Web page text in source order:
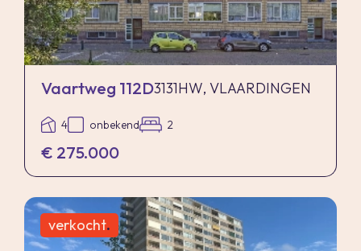
Vaartweg 112D3131HW, VLAARDINGEN
4 onbekend 2
€ 275.000
verkocht.